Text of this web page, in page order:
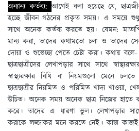
অন্যান্য কর্তব্য:আগেই বলা হয়েছে যে,
হচ্ছে জীবন গঠনের প্রকৃত সময়। এ সময়ে
সাথে অনেক কর্তব্য করতে হয়। যেমন:
মান্য করা, তাদের কথামতাে চলা ও তাদের
দোয়া ও শুভেচ্ছা পেতে চেষ্টা করা। কথায়
ছাত্রছাত্রীদের লেখাপড়ার সাথে সাথে
স্বাস্থ্যরক্ষার বিধি বা নিয়মগুলাে মেনে
ছাত্রছাত্রীর নিয়মিত ও পরিমিত খাদ্য খাওয়া,
উচিত। অনেক সময় অনেক ছাত্র নিজের হাতে
করে। তাদের এ ধারণা ভুল। লেখাপড়ার
করাকে লজ্জাকর মনে করতে নেই। কাজ